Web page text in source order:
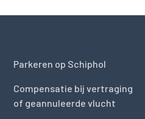
Parkeren op Schiphol
Compensatie bij vertraging
of geannuleerde vlucht